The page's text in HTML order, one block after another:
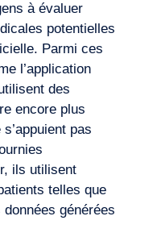
à évaluer
potentielles
Parmi ces
l’application
des
encore plus
pas
ils utilisent
telles que
générées